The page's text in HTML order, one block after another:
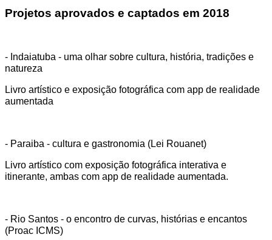
Projetos aprovados e captados em 2018
- Indaiatuba - uma olhar sobre cultura, história, tradições e
natureza
Livro artístico e exposição fotográfica com app de realidade
aumentada
- Paraiba - cultura e gastronomia (Lei Rouanet)
Livro artístico com exposição fotográfica interativa e
itinerante, ambas com app de realidade aumentada.
- Rio Santos - o encontro de curvas, histórias e encantos
(Proac ICMS)